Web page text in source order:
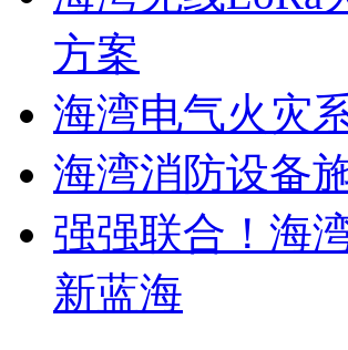
方案
海湾电气火灾
海湾消防设备
强强联合！海
新蓝海